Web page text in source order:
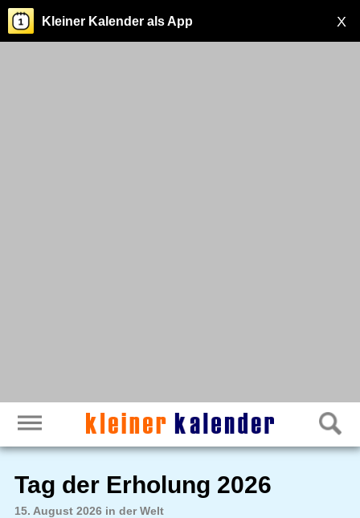
X
Kleiner Kalender als App
Tag der Erholung 2026
15. August 2026 in der Welt